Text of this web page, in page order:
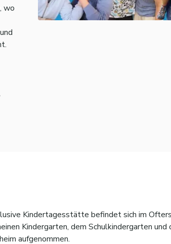
wo
Kindertagesstätte befindet sich im
Kindergarten, dem Schulkindergarten und
aufgenommen.